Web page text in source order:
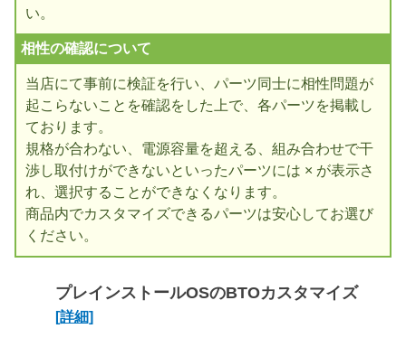
い。
相性の確認について
当店にて事前に検証を行い、パーツ同士に相性問題が
起こらないことを確認をした上で、各パーツを掲載し
ております。
規格が合わない、電源容量を超える、組み合わせで干
渉し取付けができないといったパーツには × が表示さ
れ、選択することができなくなります。
商品内でカスタマイズできるパーツは安心してお選び
ください。
プレインストールOSのBTOカスタマイズ
[詳細]